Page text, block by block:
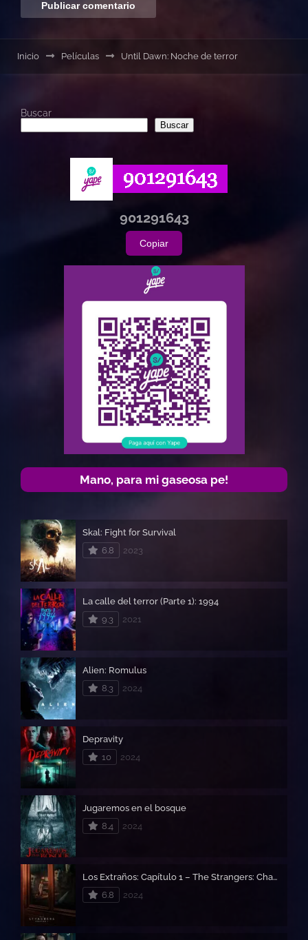
Inicio Películas Until Dawn: Noche de terror
Buscar
Buscar
901291643
Copiar
Mano, para mi gaseosa pe!
Skal: Fight for Survival
6.8
2023
La calle del terror (Parte 1): 1994
9.3
2021
Alien: Romulus
8.3
2024
Depravity
10
2024
Jugaremos en el bosque
8.4
2024
Los Extraños: Capítulo 1 – The Strangers: Chapter 1
6.8
2024